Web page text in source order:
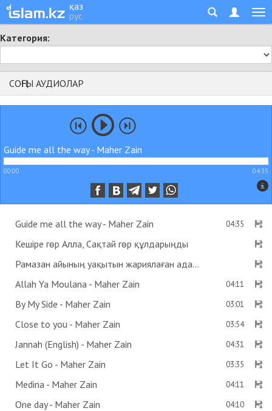
қаз
рус
Категория:
СОҢҒЫ АУДИОЛАР
Guide me all the way - Maher Zain
00:00 04:35
Guide me all the way - Maher Zain 04:35
Кешіре гөр Алла, Сақтай гөр құлдарыңды
Рамазан айының уақытын жариялаған адам пейіштік деген хадис бар ма? - Абдусамат Қасым
Allah Ya Moulana - Maher Zain
04:11
By My Side - Maher Zain 03:01
Close to you - Maher Zain 03:54
Jannah (English) - Maher Zain 04:31
Let It Go - Maher Zain 03:35
Medina - Maher Zain 04:11
One day - Maher Zain 04:10